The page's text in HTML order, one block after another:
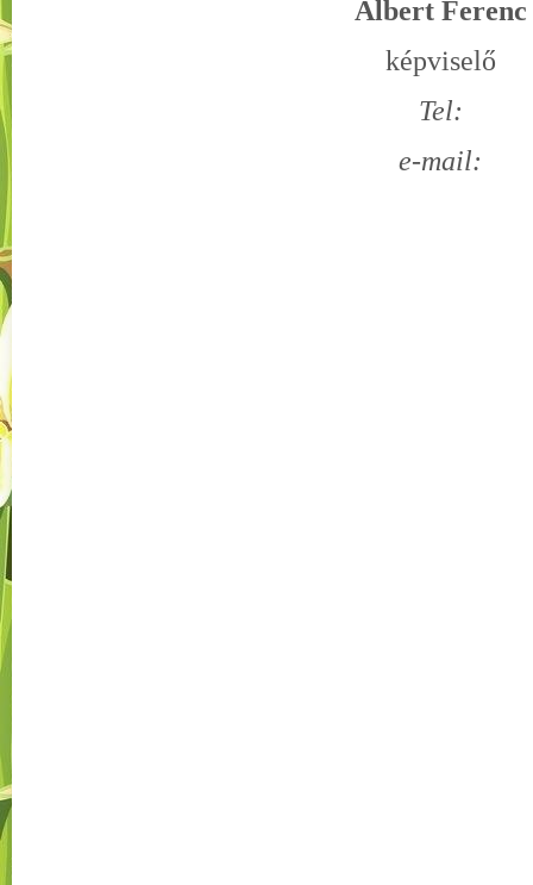
Albert Ferenc
képviselő
Tel:
e-mail: